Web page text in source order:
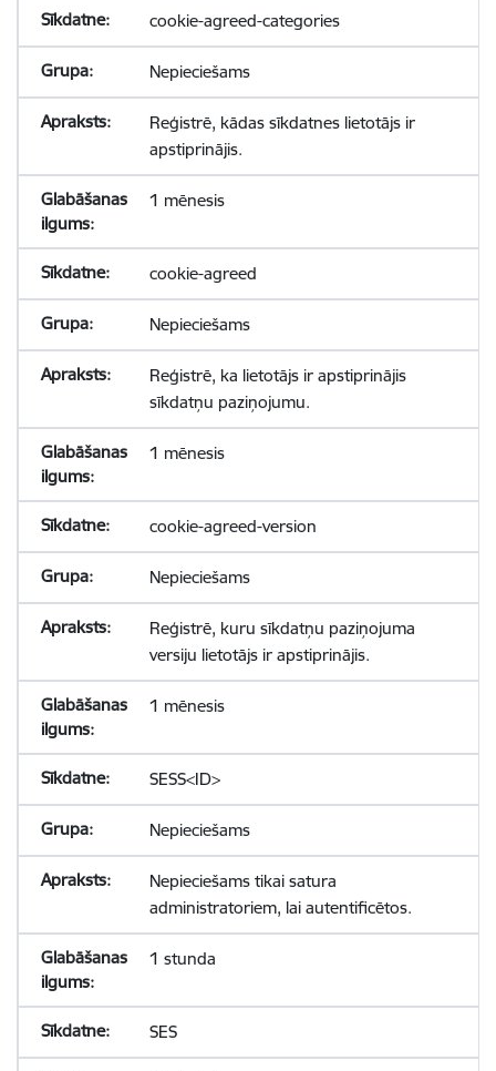
cookie-agreed-categories
Nepieciešams
Reģistrē, kādas sīkdatnes lietotājs ir
apstiprinājis.
1 mēnesis
cookie-agreed
Nepieciešams
Reģistrē, ka lietotājs ir apstiprinājis
sīkdatņu paziņojumu.
1 mēnesis
cookie-agreed-version
Nepieciešams
Reģistrē, kuru sīkdatņu paziņojuma
versiju lietotājs ir apstiprinājis.
1 mēnesis
SESS<ID>
Nepieciešams
Nepieciešams tikai satura
administratoriem, lai autentificētos.
1 stunda
SES